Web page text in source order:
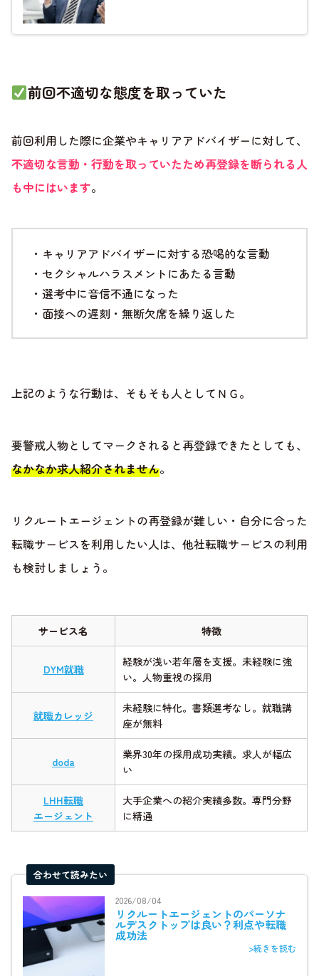
前回不適切な態度を取っていた
前回利用した際に企業やキャリアアドバイザーに対して、
不適切な言動・行動を取っていたため再登録を断られる人
も中にはいます。
・キャリアアドバイザーに対する恐喝的な言動
・セクシャルハラスメントにあたる言動
・選考中に音信不通になった
・面接への遅刻・無断欠席を繰り返した
上記のような行動は、そもそも人としてＮＧ。
要警戒人物としてマークされると再登録できたとしても、
なかなか求人紹介されません。
リクルートエージェントの再登録が難しい・自分に合った
転職サービスを利用したい人は、他社転職サービスの利用
も検討しましょう。
サービス名 特徴
DYM就職
経験が浅い若年層を支援。未経験に強
い。人物重視の採用
就職カレッジ
未経験に特化。書類選考なし。就職講
座が無料
doda
業界30年の採用成功実績。求人が幅広
い
LHH転職
エージェント
大手企業への紹介実績多数。専門分野
に精通
合わせて読みたい
2026/08/04
リクルートエージェントのパーソナ
ルデスクトップは良い？利点や転職
成功法
>続きを読む